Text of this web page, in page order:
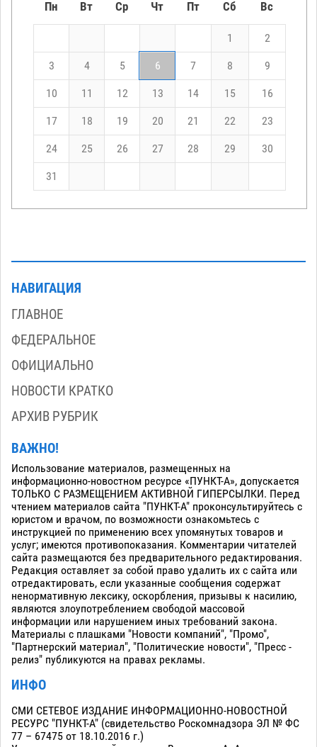
Пн Вт Ср Чт Пт Сб Вс
1 2
3 4 5 6 7 8 9
10 11 12 13 14 15 16
17 18 19 20 21 22 23
24 25 26 27 28 29 30
31
НАВИГАЦИЯ
ГЛАВНОЕ
ФЕДЕРАЛЬНОЕ
ОФИЦИАЛЬНО
НОВОСТИ КРАТКО
АРХИВ РУБРИК
ВАЖНО!
Использование материалов, размещенных на
информационно-новостном ресурсе «ПУНКТ-А», допускается
ТОЛЬКО С РАЗМЕЩЕНИЕМ АКТИВНОЙ ГИПЕРСЫЛКИ. Перед
чтением материалов сайта "ПУНКТ-А" проконсультируйтесь с
юристом и врачом, по возможности ознакомьтесь с
инструкцией по применению всех упомянутых товаров и
услуг; имеются противопоказания. Комментарии читателей
сайта размещаются без предварительного редактирования.
Редакция оставляет за собой право удалить их с сайта или
отредактировать, если указанные сообщения содержат
ненормативную лексику, оскорбления, призывы к насилию,
являются злоупотреблением свободой массовой
информации или нарушением иных требований закона.
Материалы с плашками "Новости компаний", "Промо",
"Партнерский материал", "Политические новости", "Пресс -
релиз" публикуются на правах рекламы.
ИНФО
СМИ СЕТЕВОЕ ИЗДАНИЕ ИНФОРМАЦИОННО-НОВОСТНОЙ
РЕСУРС "ПУНКТ-А" (свидетельство Роскомнадзора ЭЛ № ФС
77 – 67475 от 18.10.2016 г.)